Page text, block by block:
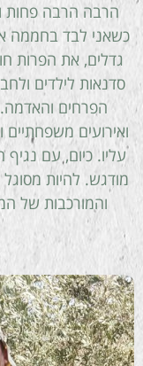
הרבה הרבה פחות
כשאני לבד בחממה
גדלים, את הפרות
סדנאות לילדים
הפרחים
ואירועים
עליו. כיום, עם נגיף
מודגש. להיות
והמורכבות של